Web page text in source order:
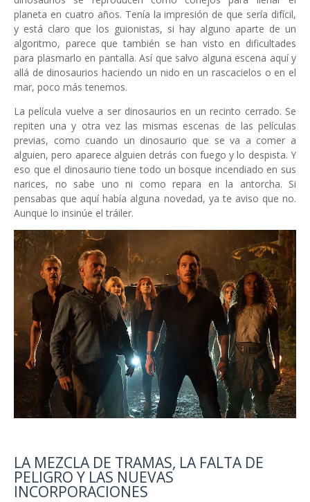
planeta en cuatro años. Tenía la impresión de que sería difícil,
y está claro que los guionistas, si hay alguno aparte de un
algoritmo, parece que también se han visto en dificultades
para plasmarlo en pantalla. Así que salvo alguna escena aquí y
allá de dinosaurios haciendo un nido en un rascacielos o en el
mar, poco más tenemos.
La película vuelve a ser dinosaurios en un recinto cerrado. Se
repiten una y otra vez las mismas escenas de las películas
previas, como cuando un dinosaurio que se va a comer a
alguien, pero aparece alguien detrás con fuego y lo despista. Y
eso que el dinosaurio tiene todo un bosque incendiado en sus
narices, no sabe uno ni como repara en la antorcha. Si
pensabas que aquí había alguna novedad, ya te aviso que no.
Aunque lo insinúe el tráiler.
LA MEZCLA DE TRAMAS, LA FALTA DE
PELIGRO Y LAS NUEVAS
INCORPORACIONES